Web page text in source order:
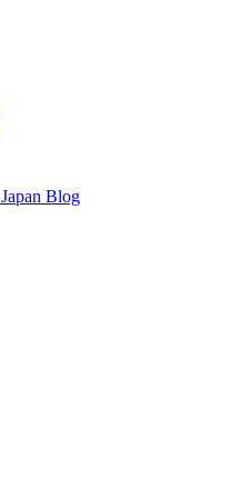
Japan Blog